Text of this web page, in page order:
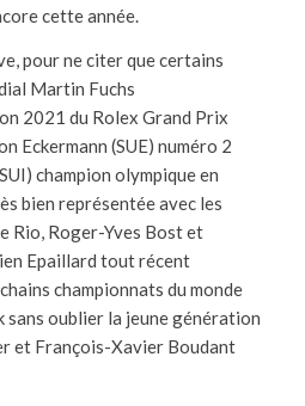
cette année.
pour ne citer que certains
Martin Fuchs
2021 du Rolex Grand Prix
Eckermann (SUE) numéro 2
champion olympique en
bien représentée avec les
Rio, Roger-Yves Bost et
Epaillard tout récent
championnats du monde
sans oublier la jeune génération
et François-Xavier Boudant